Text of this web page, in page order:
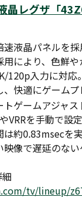
晶レグザ「
液晶パネルを
により、色鮮
120p入力に対応
快適にゲーム
ゲームアジャス
VRRを手動で設
約0.83msecを
像で遅延のな
tv/lineup/